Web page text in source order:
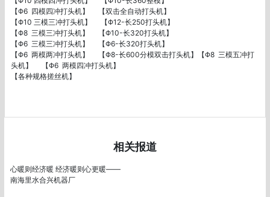
【Φ6  四模四冲打头机】     【双击全自动打头机】
【Φ10 三模三冲打头机】     【Φ12-长250打头机】
【Φ8  三模三冲打头机】     【Φ10-长320打头机】
【Φ6  三模三冲打头机】     【Φ6-长320打头机】
【Φ6  两模两冲打头机】     【Φ8-长600分模双击打头机】【Φ8  三模五冲打
头机】     【Φ6  两模四冲打头机】
【各种规格搓丝机】
相关报道
心暖则经济暖 经济暖则心更暖——
南海里水合兴机器厂